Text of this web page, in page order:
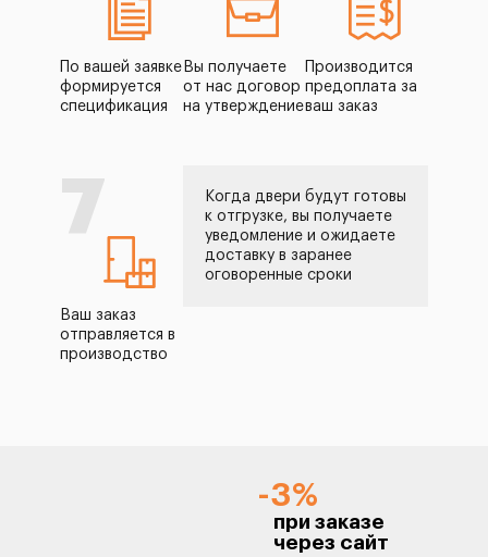
По вашей заявке
формируется
спецификация
Вы получаете
от нас договор
на утверждение
Производится
предоплата за
ваш заказ
7
Ваш заказ
отправляется в
производство
Когда двери будут готовы
к отгрузке, вы получаете
уведомление и ожидаете
доставку в заранее
оговоренные сроки
-3%
при заказе
через сайт